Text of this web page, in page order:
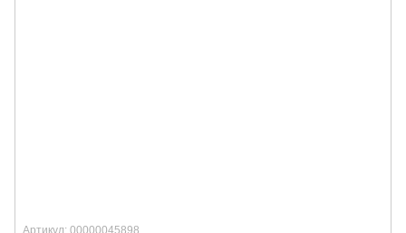
Артикул: 00000045898